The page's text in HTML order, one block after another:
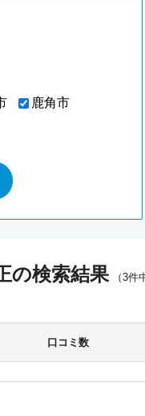
鹿角市
の検索結果（3件
口コミ数